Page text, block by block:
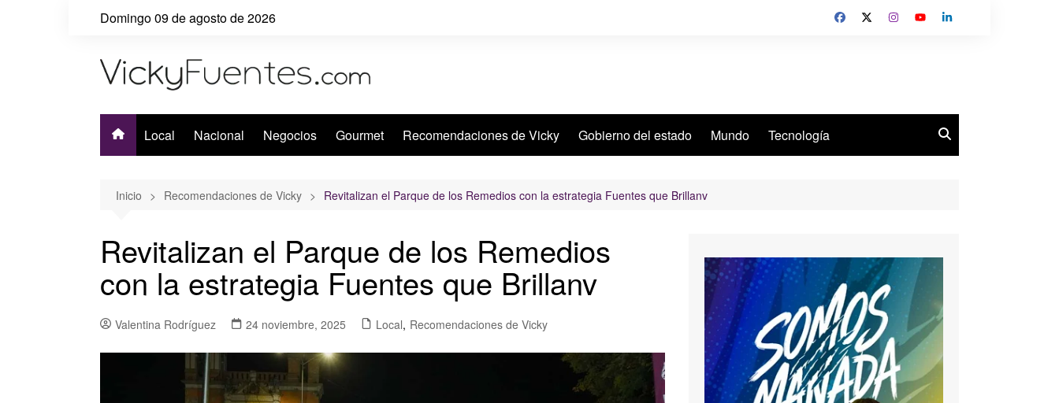
Domingo 09 de agosto de 2026
Local Nacional Negocios Gourmet Recomendaciones de Vicky Gobierno del estado Mundo Tecnología
Inicio Recomendaciones de Vicky Revitalizan el Parque de los Remedios con la estrategia Fuentes que Brillanv
Revitalizan el Parque de los Remedios
con la estrategia Fuentes que Brillanv
Valentina Rodríguez 24 noviembre, 2025 Local, Recomendaciones de Vicky